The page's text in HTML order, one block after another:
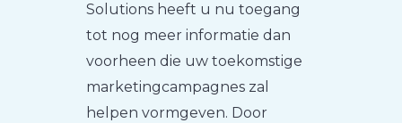
Solutions heeft u nu toegang
tot nog meer informatie dan
voorheen die uw toekomstige
marketingcampagnes zal
helpen vormgeven. Door